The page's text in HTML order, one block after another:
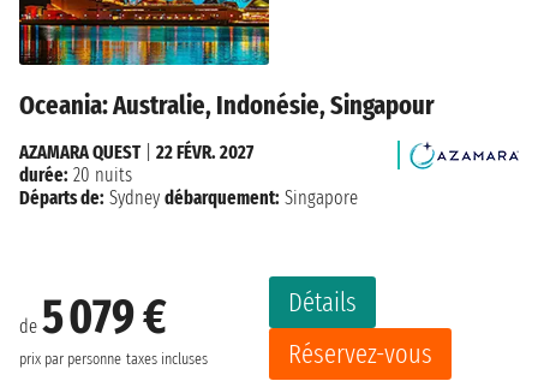
Oceania: Australie, Indonésie, Singapour
de 5 079 €
prix par personne taxes incluses
Détails
Réservez-vous
AZAMARA QUEST| 22 FÉVR. 2027
durée: 20 nuits
Départs de: Sydney débarquement: Singapore